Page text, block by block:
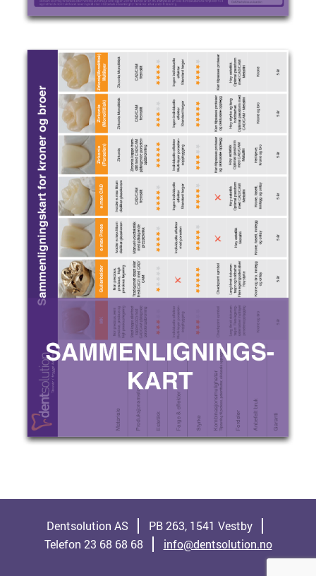
Dentsolution AS
PB 263, 1541 Vestby
Telefon 23 68 68 68
info@dentsolution.no